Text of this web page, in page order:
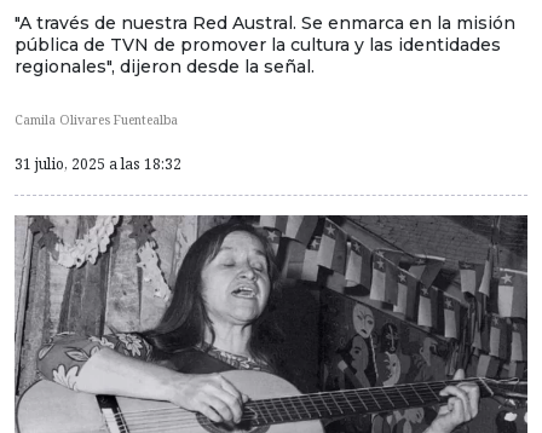
"A través de nuestra Red Austral. Se enmarca en la misión
pública de TVN de promover la cultura y las identidades
regionales", dijeron desde la señal.
Camila Olivares Fuentealba
31 julio, 2025 a las 18:32